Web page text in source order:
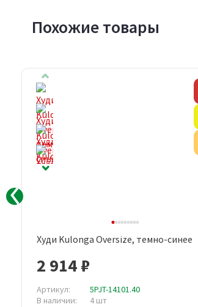
Похожие товары
Честный знак
Быстрый просмотр
Худи Kulonga Oversize, темно-синее
2 914 ₽
Артикул:
5PJT-14101.40
В наличии:
4 шт